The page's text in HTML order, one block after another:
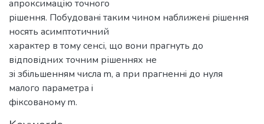
апроксимацiю точного
рiшення. Побудованi таким чином наближенi рiшення
носять асимптотичний
характер в тому сенсі, що вони прагнуть до
відповідних точним рішеннях не
зi збiльшенням числа m, а при прагненнi до нуля
малого параметра i
фiксованому m.